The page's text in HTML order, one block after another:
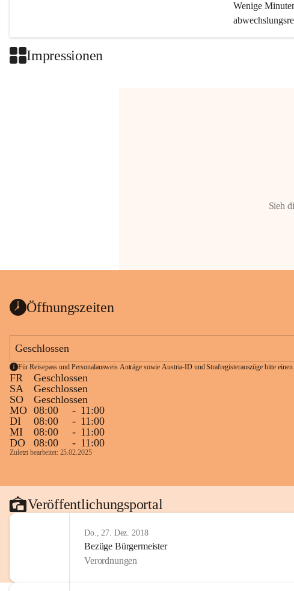
Wenige
Impressionen
Sieh
Öffnungszeiten
Geschlossen
Für Reisepass und Personalausweis Anträge sowie Austria-ID und Strafregisterauszüge bitte einen
FR
Geschlossen
SA
Geschlossen
SO
Geschlossen
MO 08:00 - 11:00
DI
08:00 - 11:00
MI
08:00 - 11:00
DO
08:00 - 11:00
Zuletzt bearbeitet: 25.02.2025
Veröffentlichungsportal
Do., 27. Dez. 2018
Bezüge Bürgermeister
Verordnungen